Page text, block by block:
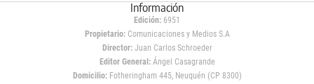
Información
Edición: 6951
Propietario:Comunicaciones y Medios S.A
Director: Juan Carlos Schroeder
Editor General:Ángel Casagrande
Domicilio:Fotheringham 445, Neuquén (CP 8300)